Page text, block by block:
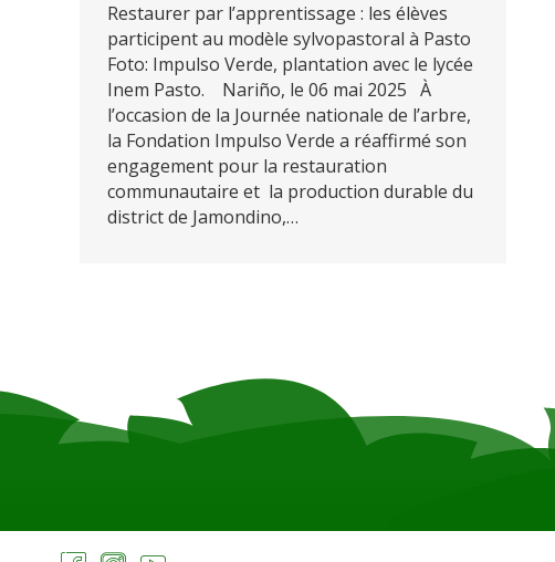
Restaurer par l’apprentissage : les élèves
participent au modèle sylvopastoral à Pasto
Foto: Impulso Verde, plantation avec le lycée
Inem Pasto. Nariño, le 06 mai 2025 À
l’occasion de la Journée nationale de l’arbre,
la Fondation Impulso Verde a réaffirmé son
engagement pour la restauration
communautaire et la production durable du
district de Jamondino,…